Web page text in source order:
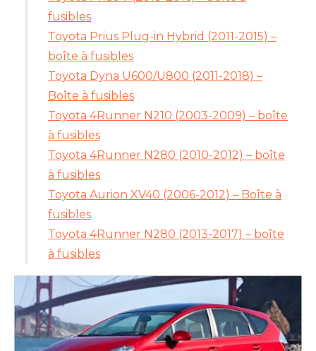
fusibles
Toyota Prius Plug-in Hybrid (2011-2015) –
boîte à fusibles
Toyota Dyna U600/U800 (2011-2018) –
Boîte à fusibles
Toyota 4Runner N210 (2003-2009) – boîte
à fusibles
Toyota 4Runner N280 (2010-2012) – boîte
à fusibles
Toyota Aurion XV40 (2006-2012) – Boîte à
fusibles
Toyota 4Runner N280 (2013-2017) – boîte
à fusibles